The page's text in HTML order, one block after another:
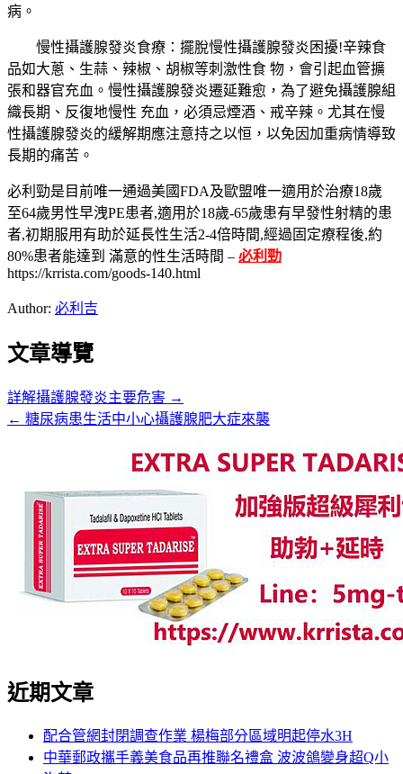
病。
慢性攝護腺發炎食療：擺脫慢性攝護腺發炎困擾!辛辣食
品如大蔥、生蒜、辣椒、胡椒等刺激性食 物，會引起血管擴
張和器官充血。慢性攝護腺發炎遷延難愈，為了避免攝護腺組
織長期、反復地慢性 充血，必須忌煙酒、戒辛辣。尤其在慢
性攝護腺發炎的緩解期應注意持之以恒，以免因加重病情導致
長期的痛苦。
必利勁是目前唯一通過美國FDA及歐盟唯一適用於治療18歲
至64歲男性早洩PE患者,適用於18歲-65歲患有早發性射精的患
者,初期服用有助於延長性生活2-4倍時間,經過固定療程後,約
80%患者能達到 滿意的性生活時間 – 必利勁
https://krrista.com/goods-140.html
Author: 必利吉
文章導覽
詳解攝護腺發炎主要危害 →
← 糖尿病患生活中小心攝護腺肥大症來襲
近期文章
配合管網封閉調查作業 楊梅部分區域明起停水3H
中華郵政攜手義美食品再推聯名禮盒 波波鴿變身超Q小